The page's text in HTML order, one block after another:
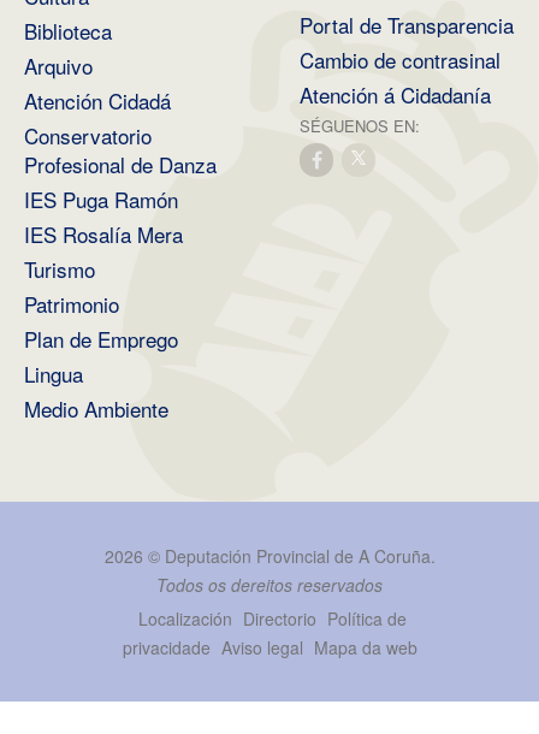
Biblioteca
Arquivo
Atención Cidadá
Conservatorio
Profesional de Danza
IES Puga Ramón
IES Rosalía Mera
Turismo
Patrimonio
Plan de Emprego
Lingua
Medio Ambiente
Portal de Transparencia
Cambio de contrasinal
Atención á Cidadanía
SÉGUENOS EN:
2026 © Deputación Provincial de A Coruña.
Todos os dereitos reservados
Localización Directorio Política de
privacidade Aviso legal Mapa da web